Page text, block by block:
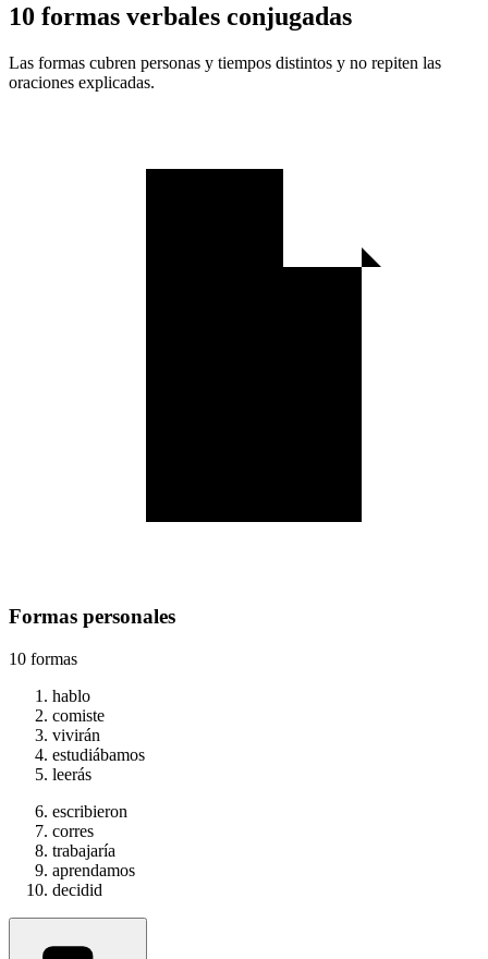
10 formas verbales conjugadas
Las formas cubren personas y tiempos distintos y no repiten las
oraciones explicadas.
Formas personales
10 formas
hablo
comiste
vivirán
estudiábamos
leerás
escribieron
corres
trabajaría
aprendamos
decidid